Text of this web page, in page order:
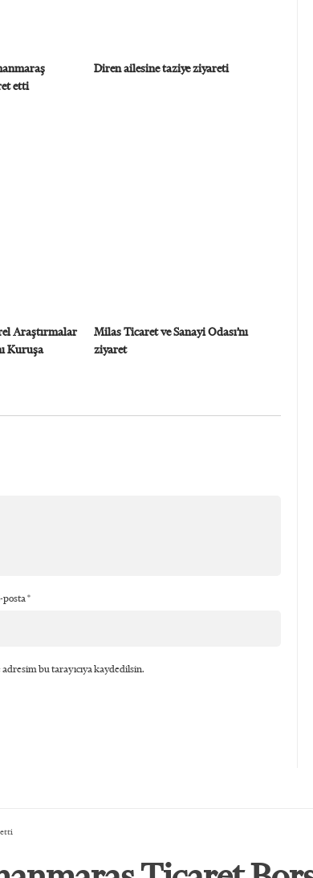
etti
Diren ailesine taziye ziyareti
Araştırmalar
Kuruşa
Milas Ticaret ve Sanayi Odası’nı
ziyaret
posta*
bu tarayıcıya kaydedilsin.
etti